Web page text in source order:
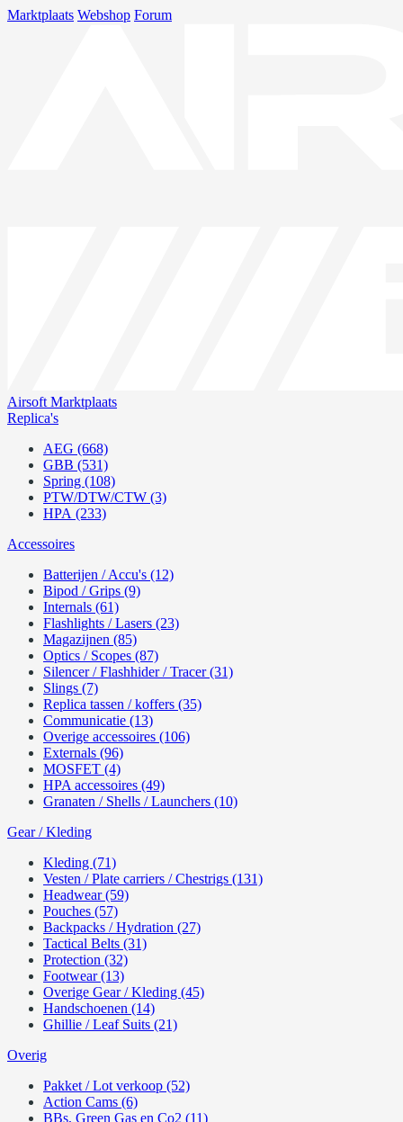
Marktplaats Webshop Forum
Airsoft Marktplaats
Replica's
AEG (668)
GBB (531)
Spring (108)
PTW/DTW/CTW (3)
HPA (233)
Accessoires
Batterijen / Accu's (12)
Bipod / Grips (9)
Internals (61)
Flashlights / Lasers (23)
Magazijnen (85)
Optics / Scopes (87)
Silencer / Flashhider / Tracer (31)
Slings (7)
Replica tassen / koffers (35)
Communicatie (13)
Overige accessoires (106)
Externals (96)
MOSFET (4)
HPA accessoires (49)
Granaten / Shells / Launchers (10)
Gear / Kleding
Kleding (71)
Vesten / Plate carriers / Chestrigs (131)
Headwear (59)
Pouches (57)
Backpacks / Hydration (27)
Tactical Belts (31)
Protection (32)
Footwear (13)
Overige Gear / Kleding (45)
Handschoenen (14)
Ghillie / Leaf Suits (21)
Overig
Pakket / Lot verkoop (52)
Action Cams (6)
BBs, Green Gas en Co2 (11)